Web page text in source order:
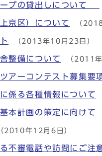
ープの貸出しについて
京区）について （
（2013年10月23日）
整備について （2011
ツアーコンテスト募集要
係る各種情報について
本計画の策定に向けて
（2010年12月6日）
不審電話や訪問にご注